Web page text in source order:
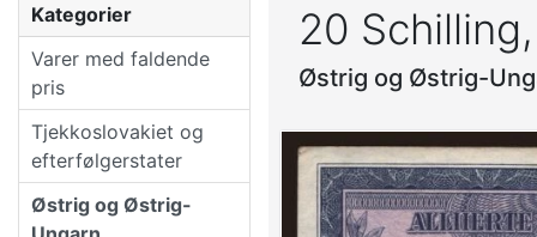
Kategorier
Varer med faldende
pris
Tjekkoslovakiet og
efterfølgerstater
Østrig og Østrig-
20
Østrig og Østrig-